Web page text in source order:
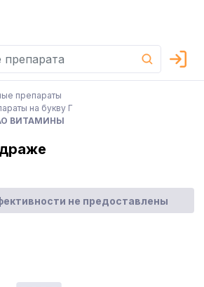
препараты
на букву Г
ВИТАМИНЫ
драже
не предоставлены